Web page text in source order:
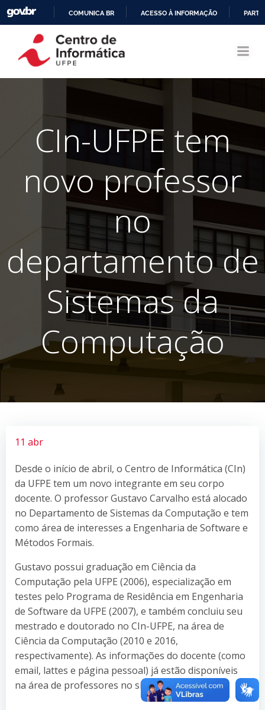
CONTEÚDO
COMUNICA BR ACESSO À INFORMAÇÃO
CIn-UFPE tem
novo professor
no
departamento de
Sistemas da
Computação
11 abr
Desde o início de abril, o Centro de Informática (CIn)
da UFPE tem um novo integrante em seu corpo
docente. O professor Gustavo Carvalho está alocado
no Departamento de Sistemas da Computação e tem
como área de interesses a Engenharia de Software e
Métodos Formais.
Gustavo possui graduação em Ciência da
Computação pela UFPE (2006), especialização em
testes pelo Programa de Residência em Engenharia
de Software da UFPE (2007), e também concluiu seu
mestrado e doutorado no CIn-UFPE, na área de
Ciência da Computação (2010 e 2016,
respectivamente). As informações do docente (como
email, lattes e página pessoal) já estão disponíveis
na área de professores no site do CIn-UFPE.